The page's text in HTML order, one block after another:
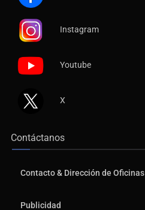
Instagram
Youtube
X
Contáctanos
Contacto & Dirección de Oficinas
Publicidad